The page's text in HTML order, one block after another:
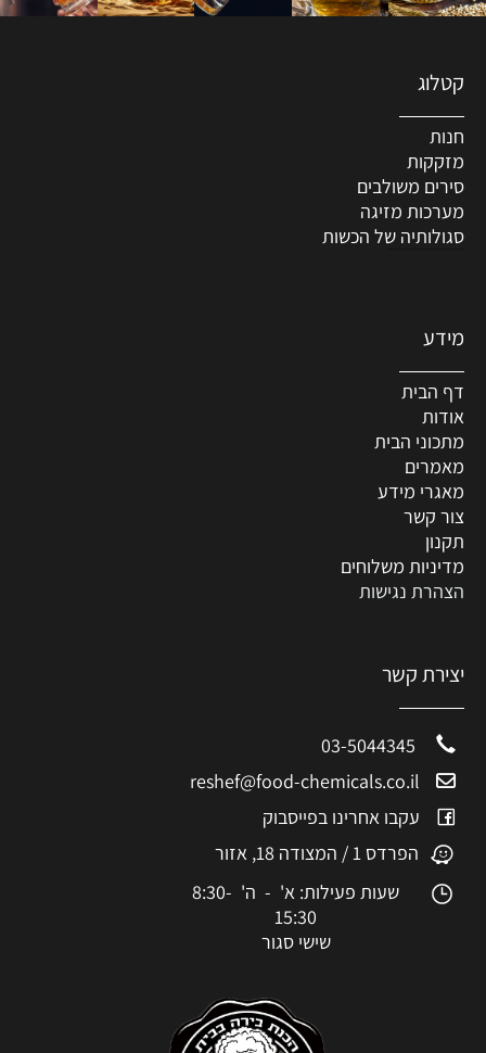
קטלוג
חנות
מזקקות
סירים משולבים
מערכות מזיגה
סגולותיה של הכשות
מידע
דף הבית
אודות
מתכוני הבית
מאמרים
מאגרי מידע
צור קשר
תקנון
מדיניות משלוחים
הצהרת נגישות
יצירת קשר
reshef@food-chemicals.co.il
עקבו אחרינו בפייסבוק
הפרדס 1 / המצודה 18, אזור
שעות פעילות: א' - ה' 8:30-
15:30
שישי סגור